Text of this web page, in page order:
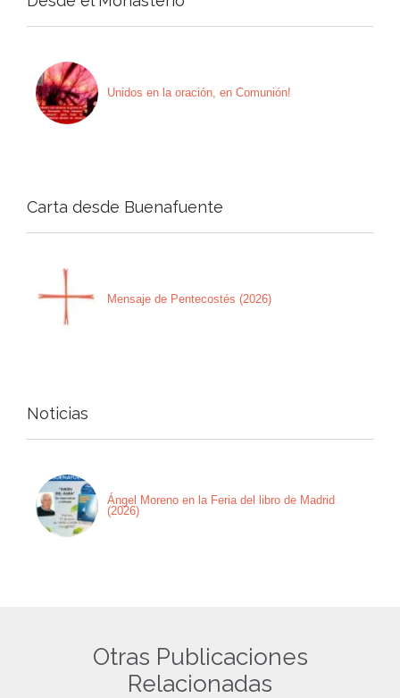
Unidos en la oración, en Comunión!
Carta desde Buenafuente
Mensaje de Pentecostés (2026)
Noticias
Ángel Moreno en la Feria del libro de Madrid
(2026)
Otras Publicaciones
Relacionadas